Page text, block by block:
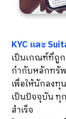
KYC และ
เป็นเกณฑ์ที่ถู
กำกับหลักทรั
เพื่อให้นักลงทุ
เป็นปัจจุบัน ทุ
สำเร็จ